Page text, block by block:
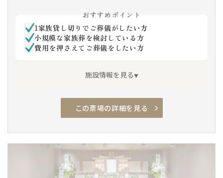
おすすめポイント
1家族貸し切りでご葬儀がしたい方
小規模な家族葬を検討している方
費用を押さえてご葬儀をしたい方
施設情報を見る
アクセス良 駅チカ 駐車場有
安置室
車椅子貸出し 通夜対応 宿泊 親族控室
この斎場の詳細を見る